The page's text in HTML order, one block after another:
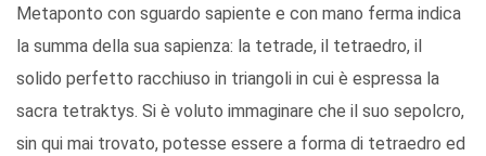
Metaponto con sguardo sapiente e con mano ferma indica
la summa della sua sapienza: la tetrade, il tetraedro, il
solido perfetto racchiuso in triangoli in cui è espressa la
sacra tetraktys. Si è voluto immaginare che il suo sepolcro,
sin qui mai trovato, potesse essere a forma di tetraedro ed